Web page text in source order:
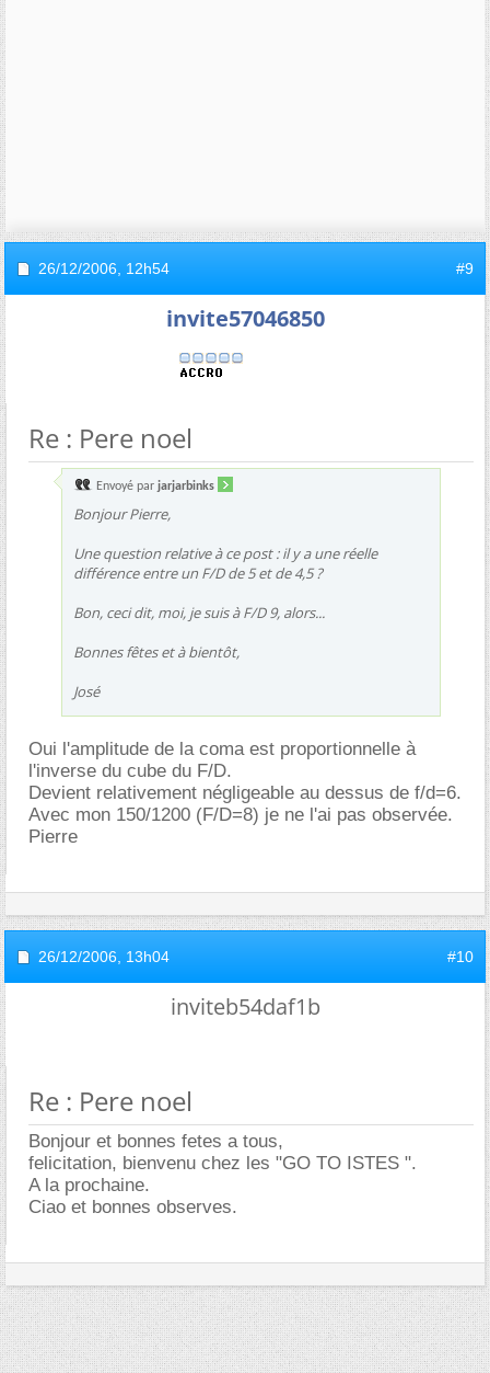
26/12/2006, 12h54 #9
invite57046850
Re : Pere noel
Envoyé par jarjarbinks
Bonjour Pierre,
Une question relative à ce post : il y a une réelle
différence entre un F/D de 5 et de 4,5 ?
Bon, ceci dit, moi, je suis à F/D 9, alors...
Bonnes fêtes et à bientôt,
José
Oui l'amplitude de la coma est proportionnelle à
l'inverse du cube du F/D.
Devient relativement négligeable au dessus de f/d=6.
Avec mon 150/1200 (F/D=8) je ne l'ai pas observée.
Pierre
26/12/2006, 13h04 #10
inviteb54daf1b
Re : Pere noel
Bonjour et bonnes fetes a tous,
felicitation, bienvenu chez les "GO TO ISTES ".
A la prochaine.
Ciao et bonnes observes.